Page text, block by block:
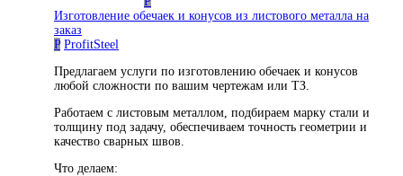
Изготовление обечаек и конусов из листового металла на
заказ
P ProfitSteel
Предлагаем услуги по изготовлению обечаек и конусов
любой сложности по вашим чертежам или ТЗ.
Работаем с листовым металлом, подбираем марку стали и
толщину под задачу, обеспечиваем точность геометрии и
качество сварных швов.
Что делаем: